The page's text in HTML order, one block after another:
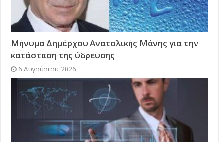
Μήνυμα Δημάρχου Ανατολικής Μάνης για την
κατάσταση της ύδρευσης
6 Αυγούστου 2026